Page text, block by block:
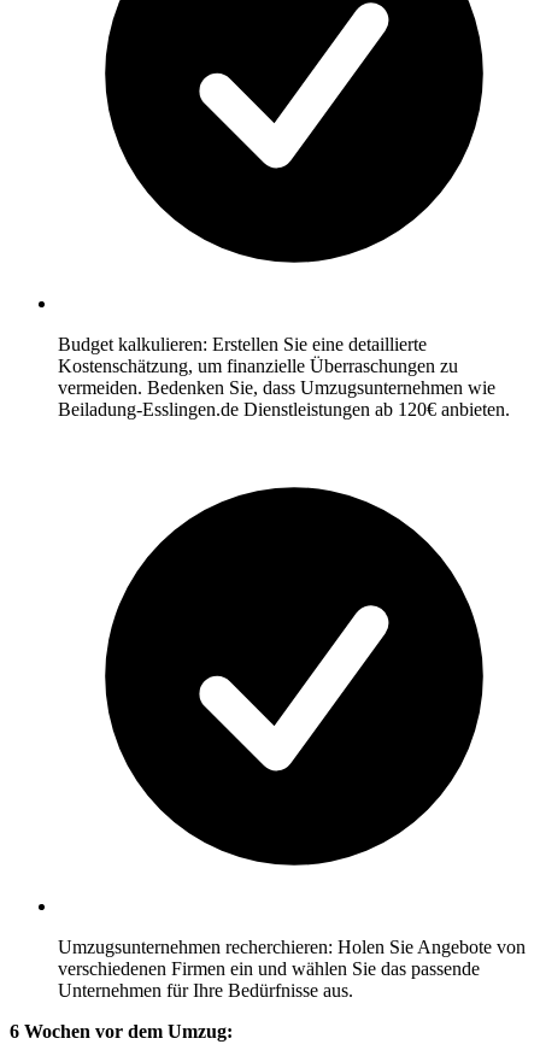
Budget kalkulieren: Erstellen Sie eine detaillierte
Kostenschätzung, um finanzielle Überraschungen zu
vermeiden. Bedenken Sie, dass Umzugsunternehmen wie
Beiladung-Esslingen.de Dienstleistungen ab 120€ anbieten.
Umzugsunternehmen recherchieren: Holen Sie Angebote von
verschiedenen Firmen ein und wählen Sie das passende
Unternehmen für Ihre Bedürfnisse aus.
6 Wochen vor dem Umzug: